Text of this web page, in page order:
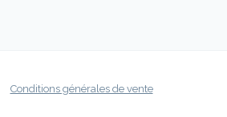
Conditions générales de vente